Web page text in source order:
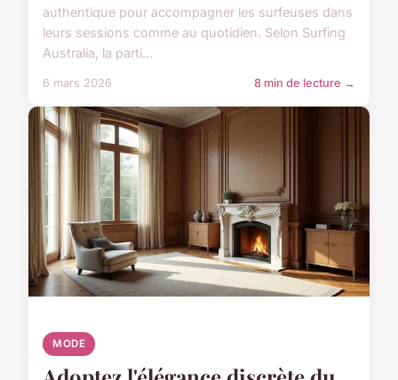
authentique pour accompagner les surfeuses dans
leurs sessions comme au quotidien. Selon Surfing
Australia, la parti...
6 mars 2026 8 min de lecture →
MODE